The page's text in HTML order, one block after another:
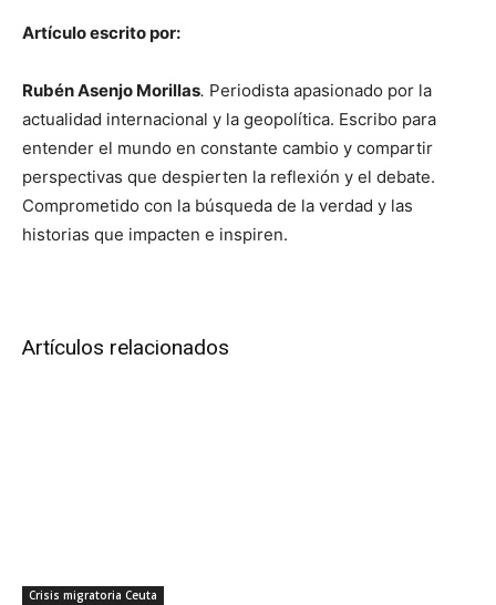
Artículo escrito por:
Rubén Asenjo Morillas. Periodista apasionado por la
actualidad internacional y la geopolítica. Escribo para
entender el mundo en constante cambio y compartir
perspectivas que despierten la reflexión y el debate.
Comprometido con la búsqueda de la verdad y las
historias que impacten e inspiren.
Artículos relacionados
Crisis migratoria Ceuta